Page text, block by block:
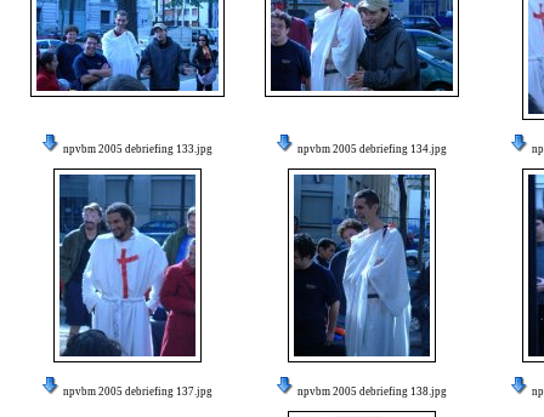
npvbm 2005 debriefing 133.jpg npvbm 2005 debriefing 134.jpg
npvbm 2005 debriefing 137.jpg npvbm 2005 debriefing 138.jpg